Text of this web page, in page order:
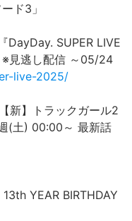
ド3」
SUPER LIVE
見逃し配信 ～05/24
live-2025/
】トラックガール2
土) 00:00～ 最新話
YEAR BIRTHDAY